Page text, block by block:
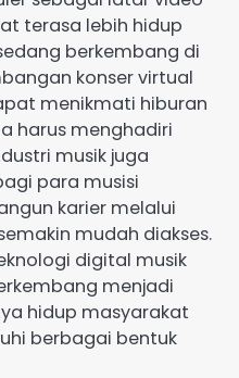
terasa lebih hidup
berkembang di
konser virtual
menikmati hiburan
harus menghadiri
musik juga
para musisi
karier melalui
mudah diakses.
digital musik
menjadi
hidup masyarakat
berbagai bentuk